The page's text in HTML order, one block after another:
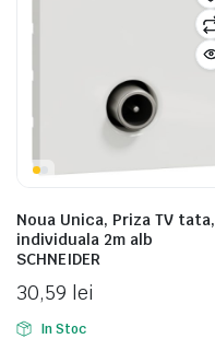
Noua Unica, Priza TV tata,
individuala 2m alb
SCHNEIDER
30,59 lei
In Stoc